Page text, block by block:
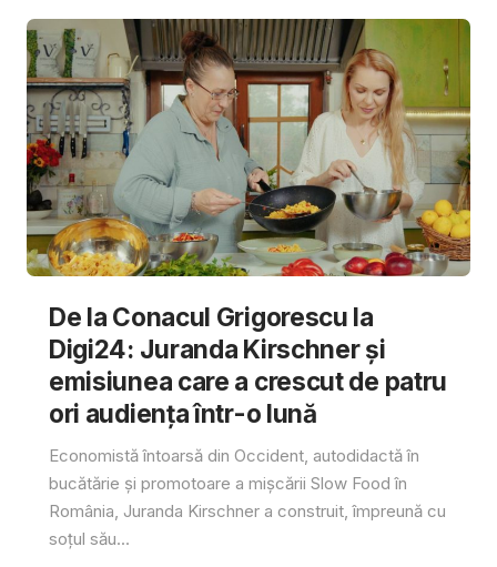
De la Conacul Grigorescu la
Digi24: Juranda Kirschner și
emisiunea care a crescut de patru
ori audiența într-o lună
Economistă întoarsă din Occident, autodidactă în
bucătărie și promotoare a mișcării Slow Food în
România, Juranda Kirschner a construit, împreună cu
soțul său...